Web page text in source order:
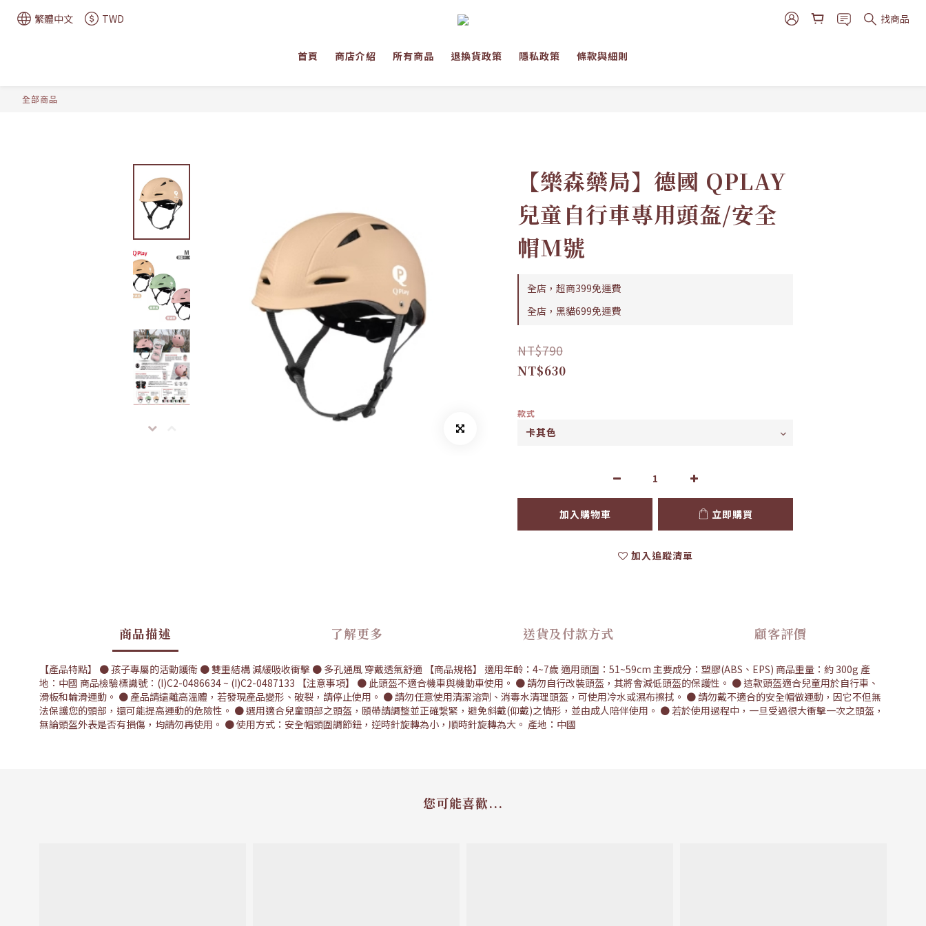
繁體中文 TWD 找商品
首頁 商店介紹 所有商品 退換貨政策 隱私政策 條款與細則
全部商品
【樂森藥局】德國 QPLAY
兒童自行車專用頭盔/安全
帽M號
全店，超商399免運費
全店，黑貓699免運費
NT$790
NT$630
款式
加入購物車 立即購買
加入追蹤清單
商品描述 了解更多 送貨及付款方式 顧客評價
【產品特點】 ● 孩子專屬的活動護衛 ● 雙重結構 減緩吸收衝擊 ● 多孔通風 穿戴透氣舒適 【商品規格】 適用年齡：4~7歲 適用頭圍：51~59cm 主要成分：塑膠(ABS、EPS) 商品重量：約 300g 產
地：中國 商品檢驗標識號：(I)C2-0486634 ~ (I)C2-0487133 【注意事項】 ● 此頭盔不適合機車與機動車使用。 ● 請勿自行改裝頭盔，其將會減低頭盔的保護性。 ● 這款頭盔適合兒童用於自行車、
滑板和輪滑運動。 ● 產品請遠離高溫體，若發現產品變形、破裂，請停止使用。 ● 請勿任意使用清潔溶劑、消毒水清理頭盔，可使用冷水或濕布擦拭。 ● 請勿戴不適合的安全帽做運動，因它不但無
法保護您的頭部，還可能提高運動的危險性。 ● 選用適合兒童頭部之頭盔，頤帶請調整並正確繋緊，避免斜戴(仰戴)之情形，並由成人陪伴使用。 ● 若於使用過程中，一旦受過很大衝擊一次之頭盔，
無論頭盔外表是否有損傷，均請勿再使用。 ● 使用方式：安全帽頭圍調節鈕，逆時針旋轉為小，順時針旋轉為大。 產地：中國
您可能喜歡...